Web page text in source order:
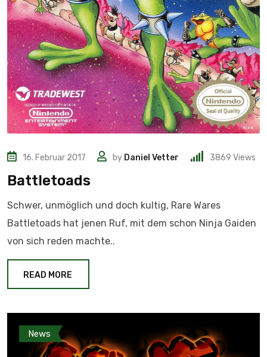
16. Februar 2017 by Daniel Vetter 3869 Views
Battletoads
Schwer, unmöglich und doch kultig, Rare Wares
Battletoads hat jenen Ruf, mit dem schon Ninja Gaiden
von sich reden machte..
READ MORE
News